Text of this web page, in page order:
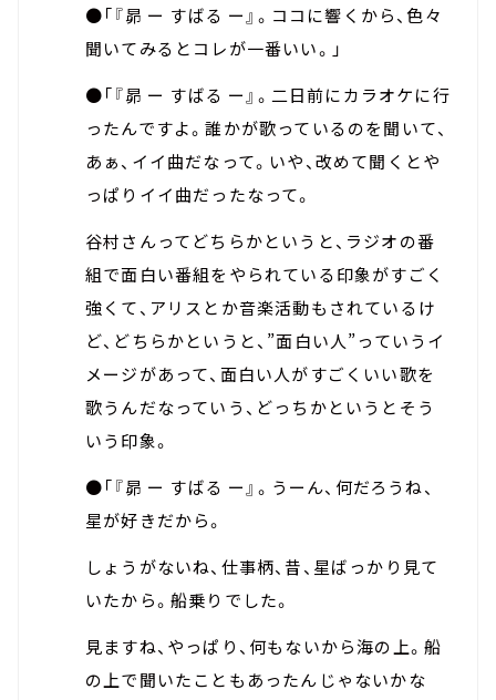
●「『昴 ー すばる ー』。ココに響くから、色々
聞いてみるとコレが一番いい。」
●「『昴 ー すばる ー』。二日前にカラオケに行
ったんですよ。誰かが歌っているのを聞いて、
あぁ、イイ曲だなって。いや、改めて聞くとや
っぱりイイ曲だったなって。
谷村さんってどちらかというと、ラジオの番
組で面白い番組をやられている印象がすごく
強くて、アリスとか音楽活動もされているけ
ど、どちらかというと、”面白い人”っていうイ
メージがあって、面白い人がすごくいい歌を
歌うんだなっていう、どっちかというとそう
いう印象。
●「『昴 ー すばる ー』。うーん、何だろうね、
星が好きだから。
しょうがないね、仕事柄、昔、星ばっかり見て
いたから。船乗りでした。
見ますね、やっぱり、何もないから海の上。船
の上で聞いたこともあったんじゃないかな